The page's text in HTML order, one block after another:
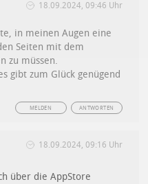
18.09.2024, 09:46 Uhr
in meinen Augen eine
Seiten mit dem
zu müssen.
gibt zum Glück genügend
ANTWORTEN
MELDEN
18.09.2024, 09:16 Uhr
über die AppStore